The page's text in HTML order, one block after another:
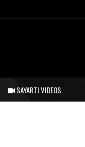
SAYARTI VIDEOS